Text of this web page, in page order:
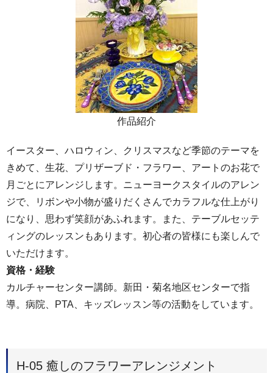
作品紹介
イースター、ハロウィン、クリスマスなど季節のテーマを
きめて、生花、プリザーブド・フラワー、アートのお花で
月ごとにアレンジします。ニューヨークスタイルのアレン
ジで、リボンや小物が盛りだくさんでカラフルな仕上がり
になり、思わず笑顔があふれます。また、テーブルセッテ
ィングのレッスンもあります。初心者の皆様にも楽しんで
いただけます。
資格・経験
カルチャーセンター講師。新田・菊名地区センターで指
導。病院、PTA、キッズレッスン等の活動をしています。
H-05 癒しのフラワーアレンジメント